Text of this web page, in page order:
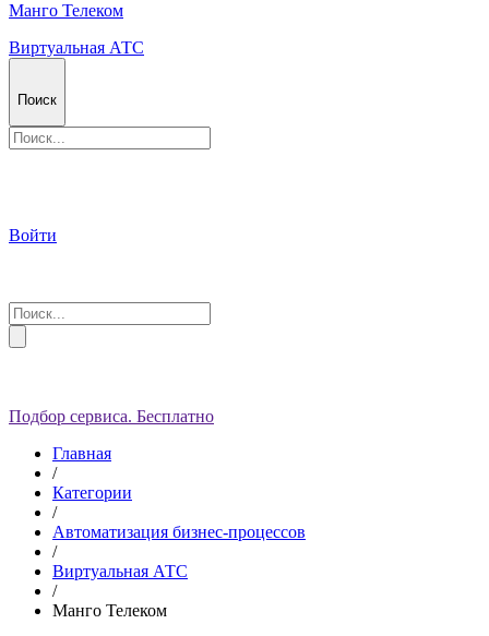
Манго Телеком
Виртуальная АТС
Поиск
Войти
Подбор сервиса. Бесплатно
Главная
/
Категории
/
Автоматизация бизнес-процессов
/
Виртуальная АТС
/
Манго Телеком